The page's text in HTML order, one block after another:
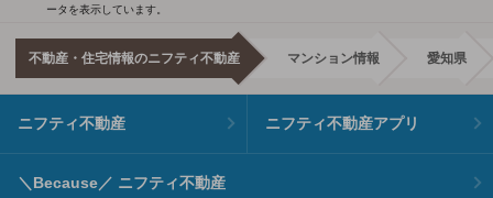
ータを表示しています。
不動産・住宅情報のニフティ不動産 マンション情報 愛知県
ニフティ不動産 ニフティ不動産アプリ
＼Because／ ニフティ不動産